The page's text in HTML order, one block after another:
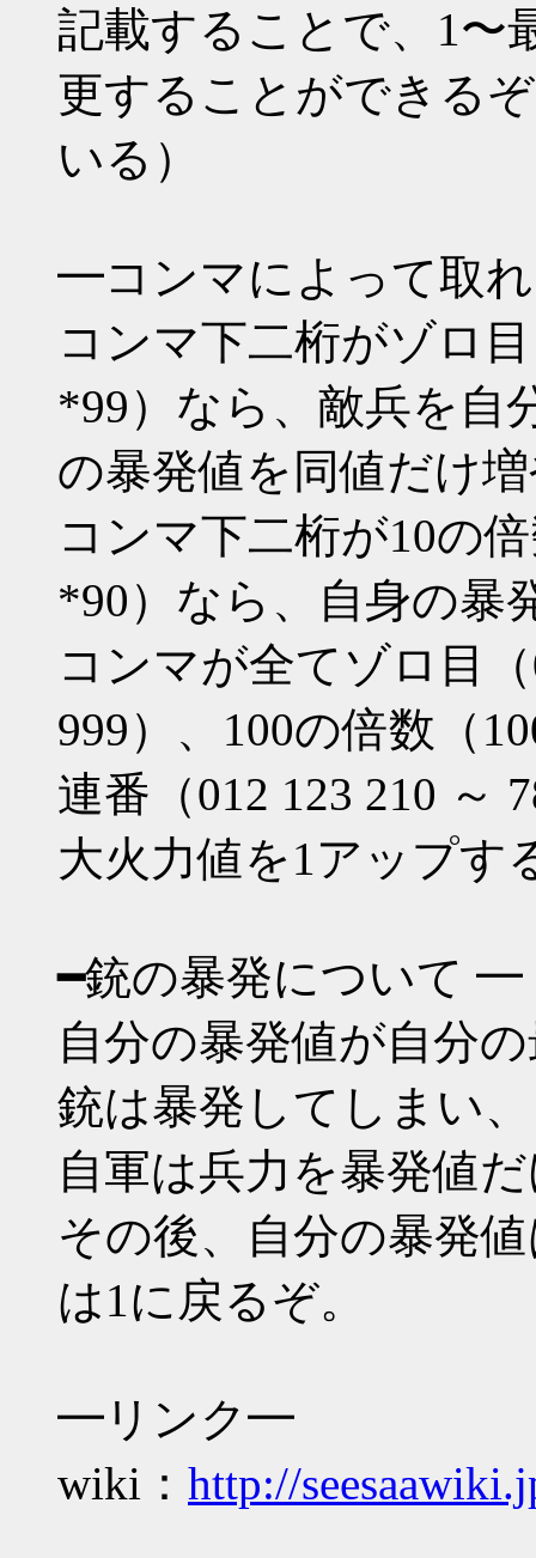
記載することで、1〜
更することができる
いる）
━コンマによって取
コンマ下二桁がゾロ
*99）なら、敵兵を自
の暴発値を同値だけ
コンマ下二桁が10の
*90）なら、自身の暴
コンマが全てゾロ目（
999）、100の倍数（
連番（012 123 210 ～
大火力値を1アップす
━銃の暴発について ━
自分の暴発値が自分
銃は暴発してしまい、
自軍は兵力を暴発値
その後、自分の暴発
は1に戻るぞ。
━リンク━
wiki： http://